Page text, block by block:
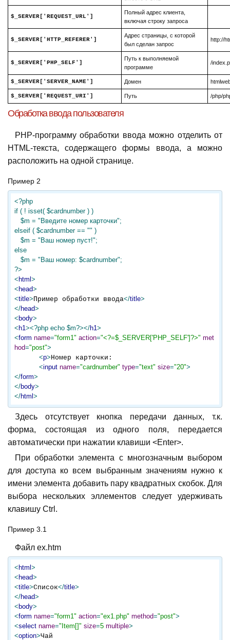
$_SERVER['REQUEST_URL']
Полный адрес клиента,
включая строку запроса
$_SERVER['HTTP_REFERER']
Адрес страницы, с которой
был сделан запрос
http://
$_SERVER['PHP_SELF']
Путь к выполняемой
программе
/
$_SERVER['SERVER_NAME'] Домен
$_SERVER['REQUEST_URI'] Путь /php/
Обработка ввода пользователя
PHP-программу обработки ввода можно отделить от
HTML-текста, содержащего формы ввода, а можно
расположить на одной странице.
Пример 2
<?php
if ( ! isset( $cardnumber ) )
elseif ( $cardnumber == "" )
else
?>
<html>
<head>
<title>Пример обработки ввода</title>
</head>
<body>
<h1><?php echo $m?></h1>
<form name="form1" action="<?=$_SERVER['PHP_SELF']?>" met
hod="post">
<p>Номер карточки:
<input name="cardnumber" type="text" size="20">
</form>
</body>
</html>
Здесь отсутствует кнопка передачи данных, т.к.
форма, состоящая из одного поля, передается
автоматически при нажатии клавиши <Enter>.
При обработки элемента с многозначным выбором
для доступа ко всем выбранным значениям нужно к
имени элемента добавить пару квадратных скобок. Для
выбора нескольких эллементов следует удерживать
клавишу Ctrl.
Пример 3.1
Файл ex.htm
<html>
<head>
<title>Список</title>
</head>
<body>
<form name="form1" action="ex1.php" method="post">
<select name="Item[]" size=5 multiple>
<option>